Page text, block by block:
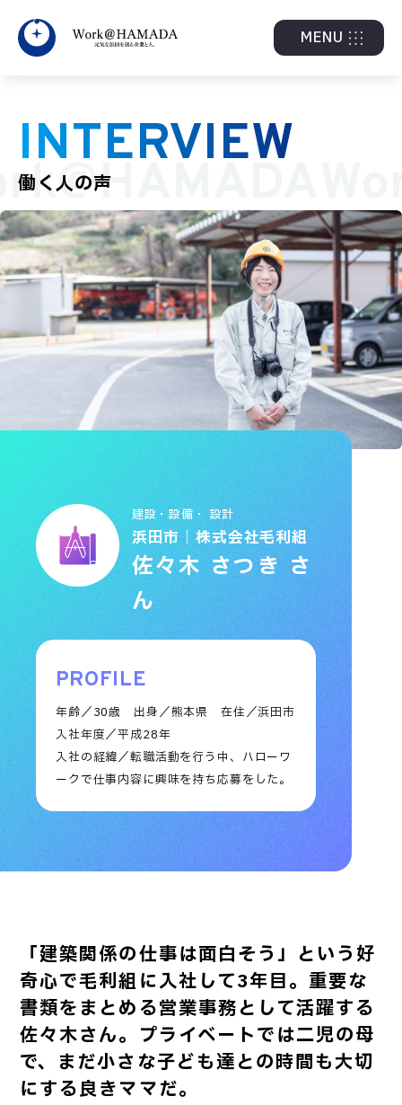
MENU
INTERVIEW
働く人の声
建設・設備・ 設計
浜田市｜株式会社毛利組
佐々木 さつき さ
ん
PROFILE
年齢／30歳 出身／熊本県
在住／浜田市
入社年度／平成28年
入社の経緯／転職活動を行う中、ハローワ
ークで仕事内容に興味を持ち応募をした。
「建築関係の仕事は面白そう」という好
奇心で毛利組に入社して3年目。重要な
書類をまとめる営業事務として活躍する
佐々木さん。プライベートでは二児の母
で、まだ小さな子ども達との時間も大切
にする良きママだ。